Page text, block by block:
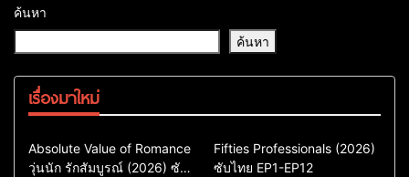
ค้นหา
ค้นหา
เรื่องมาใหม่
Comedy
Drama
ซีรี่ย์เกาหลี
Absolute Value of Romance
วุ่นนัก รักสัมบูรณ์ (2026) ซับ
Action & Adventure
Comedy
Drama
Fifties Professionals (2026)
ซับไทย EP1-EP12